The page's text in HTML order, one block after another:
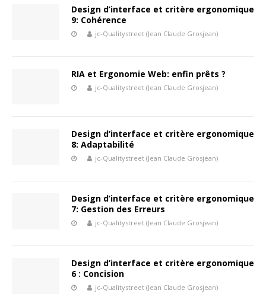
Design d’interface et critère ergonomique
9: Cohérence
jc-Qualitystreet (Jean Claude Grosjean)
RIA et Ergonomie Web: enfin prêts ?
jc-Qualitystreet (Jean Claude Grosjean)
Design d’interface et critère ergonomique
8: Adaptabilité
jc-Qualitystreet (Jean Claude Grosjean)
Design d’interface et critère ergonomique
7: Gestion des Erreurs
jc-Qualitystreet (Jean Claude Grosjean)
Design d’interface et critère ergonomique
6 : Concision
jc-Qualitystreet (Jean Claude Grosjean)